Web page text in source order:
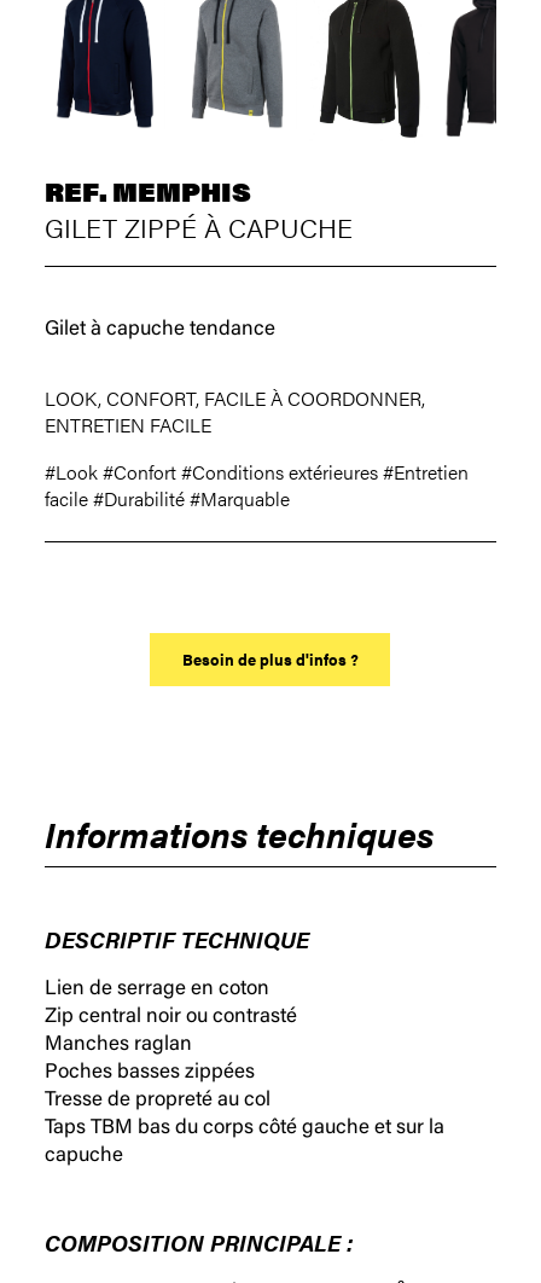
REF. MEMPHIS
GILET ZIPPÉ À CAPUCHE
Gilet à capuche tendance
LOOK, CONFORT, FACILE À COORDONNER,
ENTRETIEN FACILE
#Look#Confort#Conditions extérieures#Entretien
facile#Durabilité#Marquable
Besoin de plus d'infos ?
Informations techniques
DESCRIPTIF TECHNIQUE
Lien de serrage en coton
Zip central noir ou contrasté
Manches raglan
Poches basses zippées
Tresse de propreté au col
Taps TBM bas du corps côté gauche et sur la
capuche
COMPOSITION PRINCIPALE :